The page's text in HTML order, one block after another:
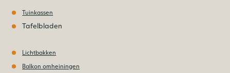
Tuinkassen
Tafelbladen
Lichtbakken
Balkon omheiningen